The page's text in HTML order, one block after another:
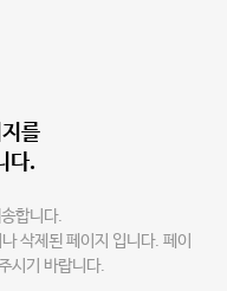
를
다.
합니다.
삭제된 페이지 입니다. 페이
시기 바랍니다.